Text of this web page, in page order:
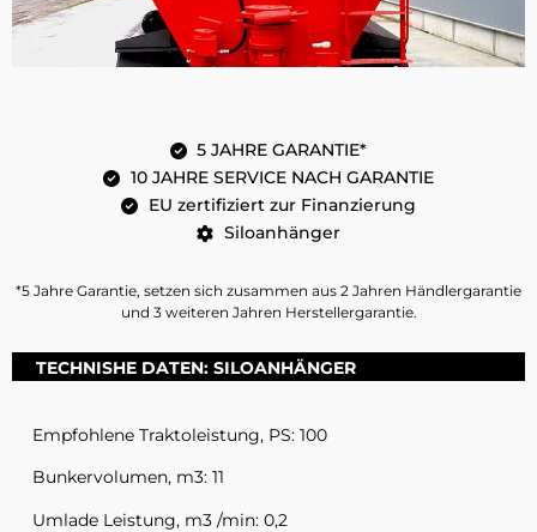
5 JAHRE GARANTIE*
10 JAHRE SERVICE NACH GARANTIE
EU zertifiziert zur Finanzierung
Siloanhänger
*5 Jahre Garantie, setzen sich zusammen aus 2 Jahren Händlergarantie
und 3 weiteren Jahren Herstellergarantie.
TECHNISHE DATEN: SILOANHÄNGER
Empfohlene Traktoleistung, PS: 100
Bunkervolumen, m3: 11
Umlade Leistung, m3 /min: 0,2